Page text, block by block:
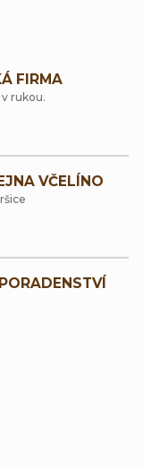
FIRMA
rukou.
VČELÍNO